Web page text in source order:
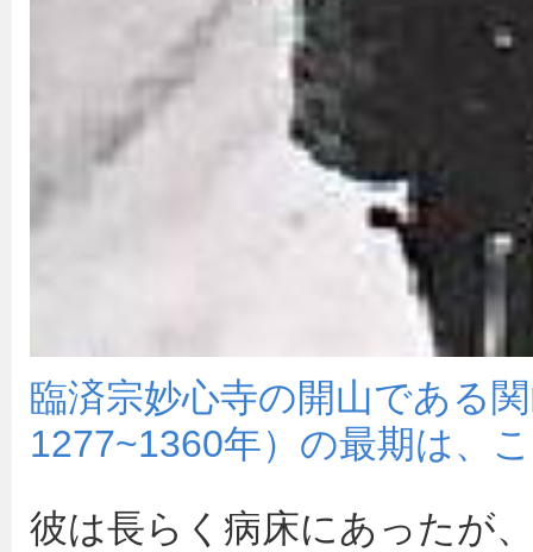
臨済宗妙心寺の開山である
1277~1360年）の最期は、
彼は長らく病床にあったが